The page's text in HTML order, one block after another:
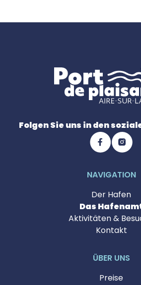
Folgen Sie uns in den
NAVIGATION
Der Hafen
Das
Aktivitäten &
Kontakt
ÜBER UNS
Preise